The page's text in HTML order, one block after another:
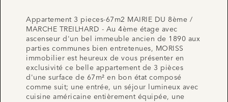
Appartement 3 pieces-67m2 MAIRIE DU 8ème /
MARCHE TREILHARD - Au 4ème étage avec
ascenseur d'un bel immeuble ancien de 1890 aux
parties communes bien entretenues, MORISS
immobilier est heureux de vous présenter en
exclusivité ce belle appartement de 3 pièces
d'une surface de 67m² en bon état composé
comme suit; une entrée, un séjour lumineux avec
cuisine américaine entièrement équipée, une